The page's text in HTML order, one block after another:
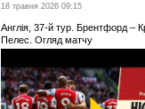
18 травня 2026 09:15
Англія, 37-й тур. Брентфорд –
Пелес. Огляд матчу